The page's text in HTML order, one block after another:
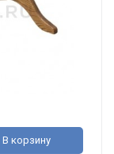
В корзину